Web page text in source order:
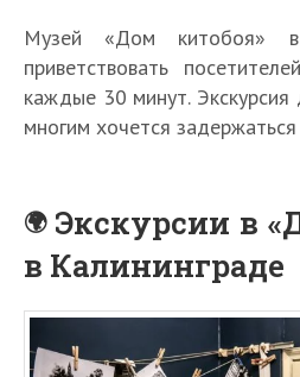
Музей «Дом китобоя» в
приветствовать
каждые 30 минут.
многим хочется
Экскурсии в
в Калининграде